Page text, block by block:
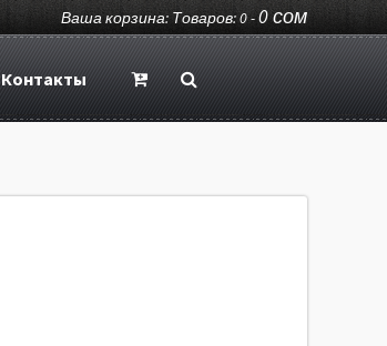
Ваша корзина: Товаров: 0 -0сом
Контакты